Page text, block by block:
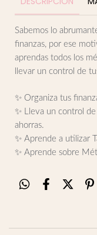
Sabemos lo
finanzas, por ese
aprendas todos los
llevar un control de
✨ Organiza tus
✨ Lleva un control
ahorras.
✨ Aprende a utilizar
✨ Aprende sobre